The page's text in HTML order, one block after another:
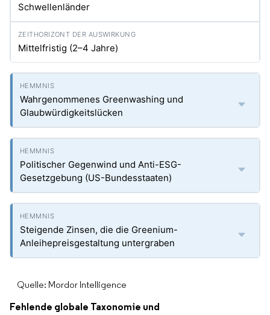
Schwellenländer
Mittelfristig (2–4 Jahre)
Wahrgenommenes Greenwashing und
Glaubwürdigkeitslücken
Politischer Gegenwind und Anti-ESG-
Gesetzgebung (US-Bundesstaaten)
Steigende Zinsen, die die Greenium-
Anleihepreisgestaltung untergraben
Quelle: Mordor Intelligence
Fehlende globale Taxonomie und